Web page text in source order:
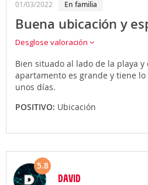
01/03/2022 en familia
Buena ubicación y
Desglose valoración
Bien situado al lado de la playa y
apartamento es grande y tiene
unos días.
POSITIVO: Ubicación
5.8
DAVID